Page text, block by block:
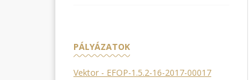
PÁLYÁZATOK
Vektor - EFOP-1.5.2-16-2017-00017